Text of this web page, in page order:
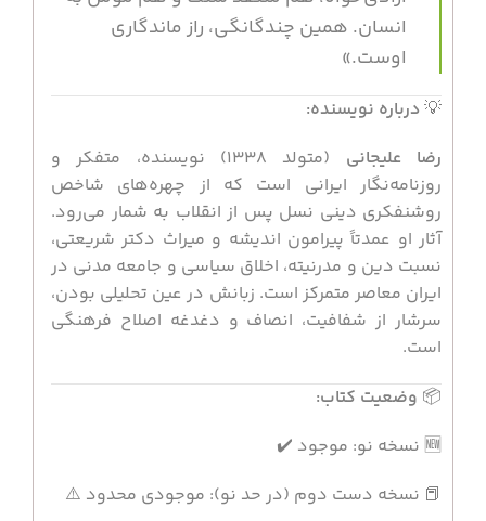
انسان. همین چندگانگی، راز ماندگاری
اوست.»
💡 درباره نویسنده:
رضا علیجانی
(متولد ۱۳۳۸) نویسنده، متفکر و
روزنامه‌نگار ایرانی است که از چهره‌های شاخص
روشنفکری دینی نسل پس از انقلاب به شمار می‌رود.
آثار او عمدتاً پیرامون اندیشه و میراث دکتر شریعتی،
نسبت دین و مدرنیته، اخلاق سیاسی و جامعه مدنی در
ایران معاصر متمرکز است. زبانش در عین تحلیلی بودن،
سرشار از شفافیت، انصاف و دغدغه اصلاح فرهنگی
است.
📦 وضعیت کتاب:
🆕 نسخه نو: موجود ✔️
📕 نسخه دست دوم (در حد نو): موجودی محدود ⚠️